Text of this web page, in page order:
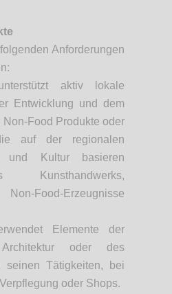
Anforderungen
aktiv lokale
Entwicklung und dem
Food Produkte oder
auf der regionalen
und Kultur basieren
Food-Erzeugnisse
Elemente der
oder des
seinen Tätigkeiten, bei
oder Shops.